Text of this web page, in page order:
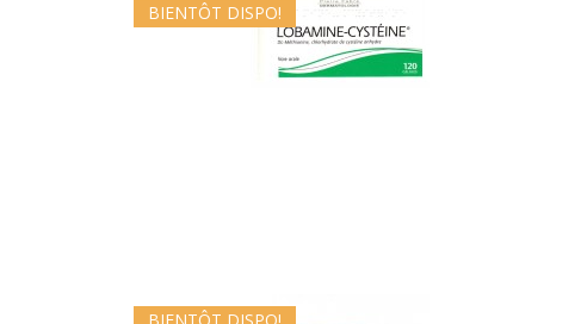
BIENTÔT DISPO!